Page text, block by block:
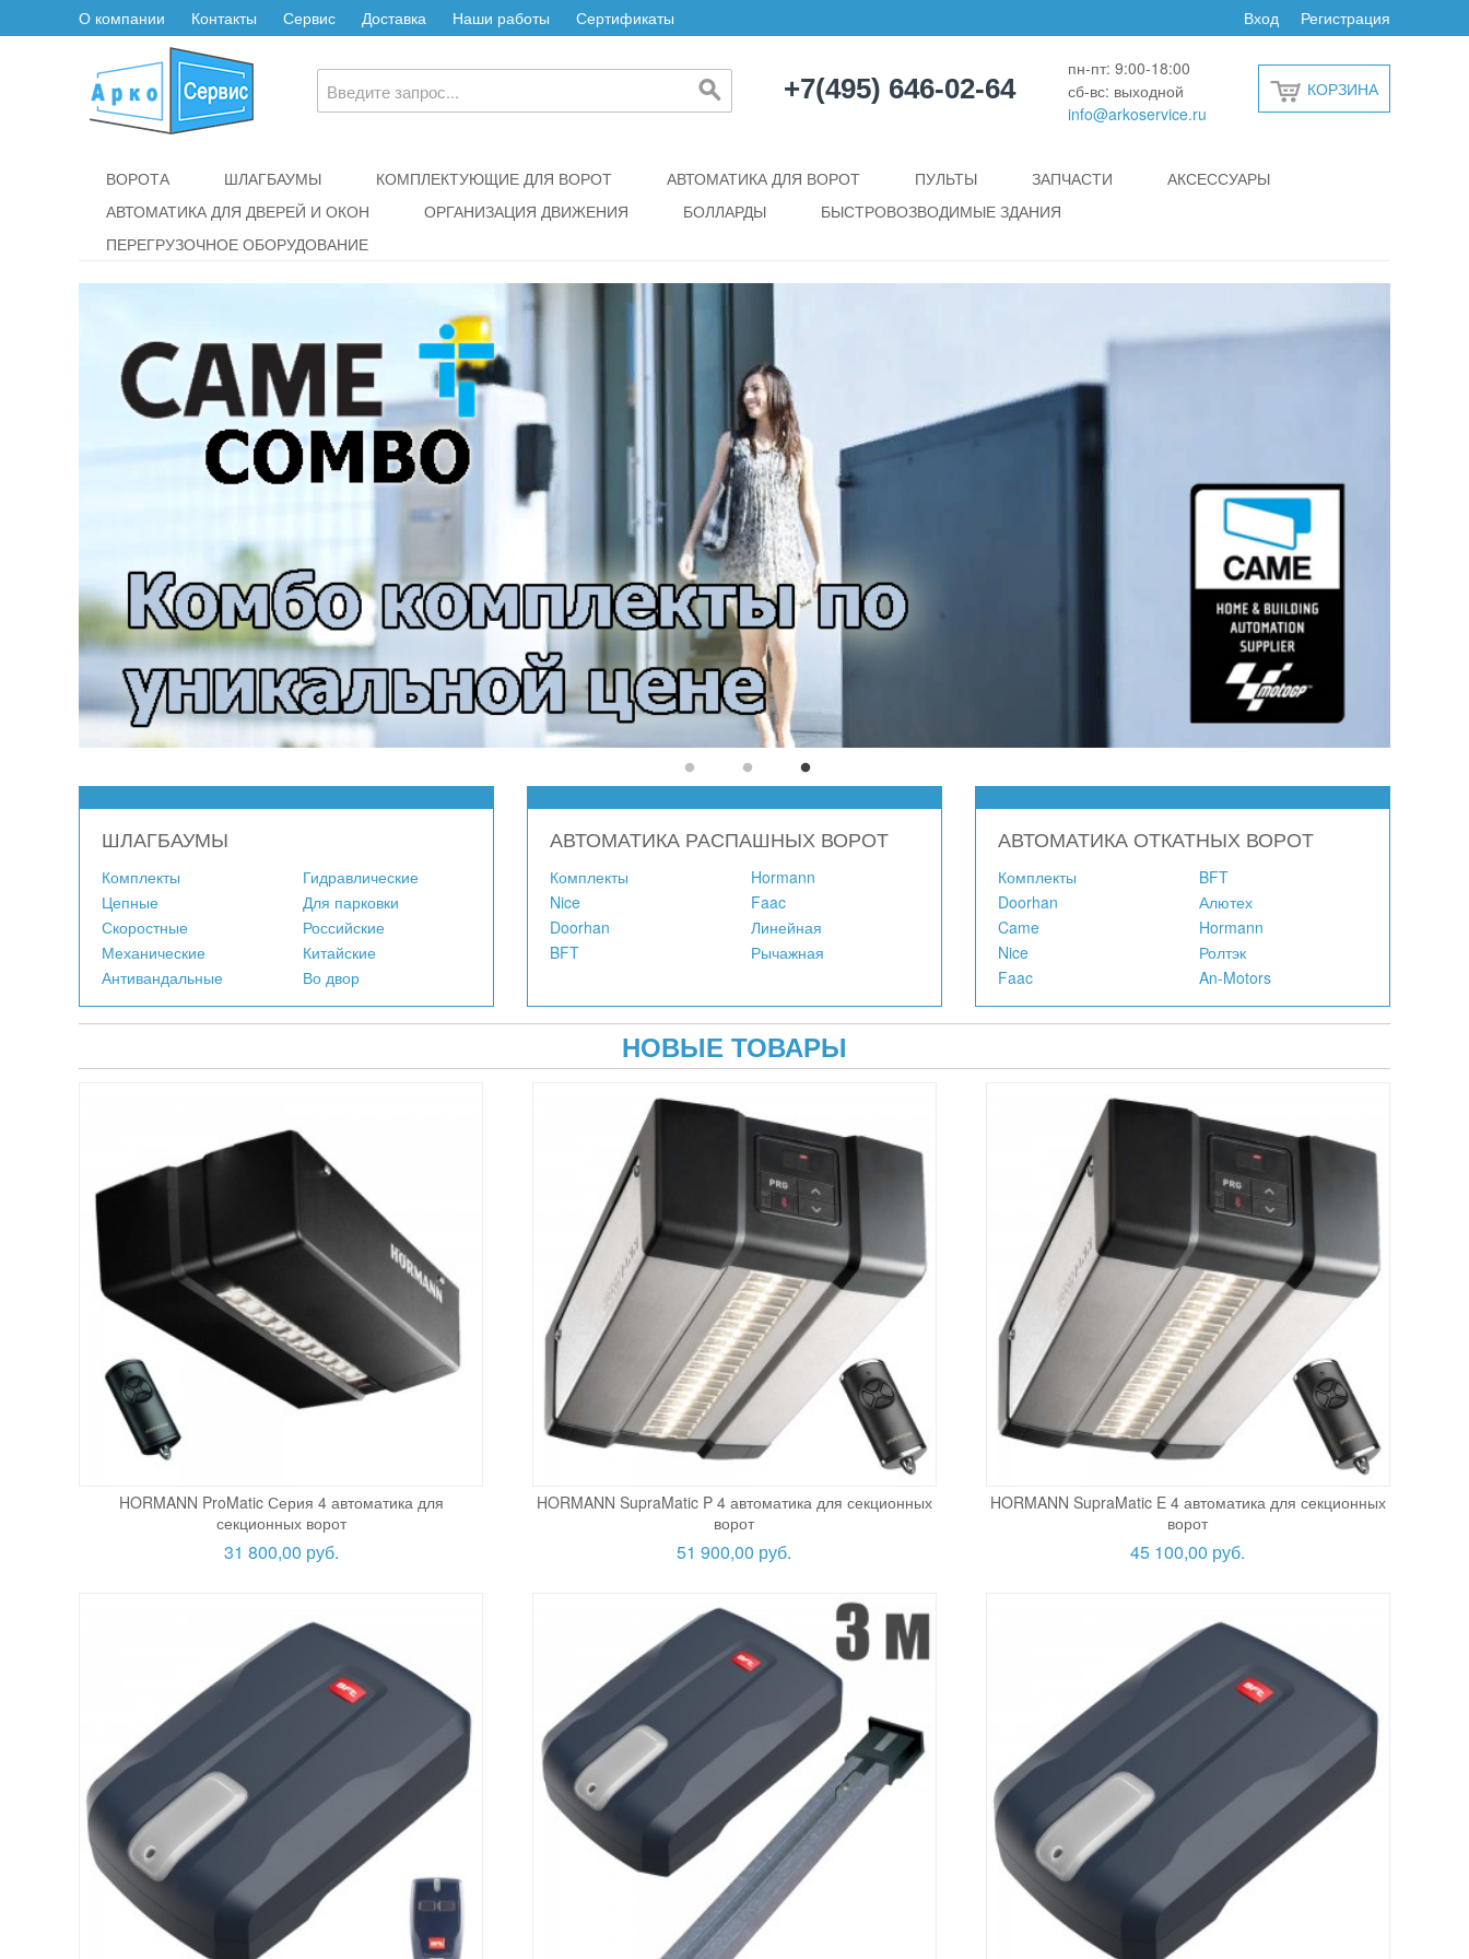
О компании Контакты Сервис Доставка Наши работы Сертификаты Регистрация
Вход
+7(495) 646-02-64
пн-пт: 9:00-18:00
сб-вс: выходной
info@arkoservice.ru
КОРЗИНА
ВОРОТА ШЛАГБАУМЫ КОМПЛЕКТУЮЩИЕ ДЛЯ ВОРОТ АВТОМАТИКА ДЛЯ ВОРОТ ПУЛЬТЫ ЗАПЧАСТИ
АКСЕССУАРЫ
АВТОМАТИКА ДЛЯ ДВЕРЕЙ И ОКОН
ОРГАНИЗАЦИЯ ДВИЖЕНИЯ БОЛЛАРДЫ
БЫСТРОВОЗВОДИМЫЕ ЗДАНИЯ
ПЕРЕГРУЗОЧНОЕ ОБОРУДОВАНИЕ
ШЛАГБАУМЫ
Комплекты
Цепные
Скоростные
Механические
Антивандальные
Гидравлические
Для парковки
Российские
Китайские
Во двор
АВТОМАТИКА РАСПАШНЫХ ВОРОТ
Комплекты
Nice
Doorhan
BFT
Hormann
Faac
Линейная
Рычажная
АВТОМАТИКА ОТКАТНЫХ ВОРОТ
Комплекты
Doorhan
Came
Nice
Faac
BFT
Алютех
Hormann
Ролтэк
An-Motors
НОВЫЕ ТОВАРЫ
HORMANN ProMatic Серия 4 автоматика для
секционных ворот
31 800,00 руб.
HORMANN SupraMatic P 4 автоматика для секционных
ворот
51 900,00 руб.
HORMANN SupraMatic E 4 автоматика для секционных
ворот
45 100,00 руб.